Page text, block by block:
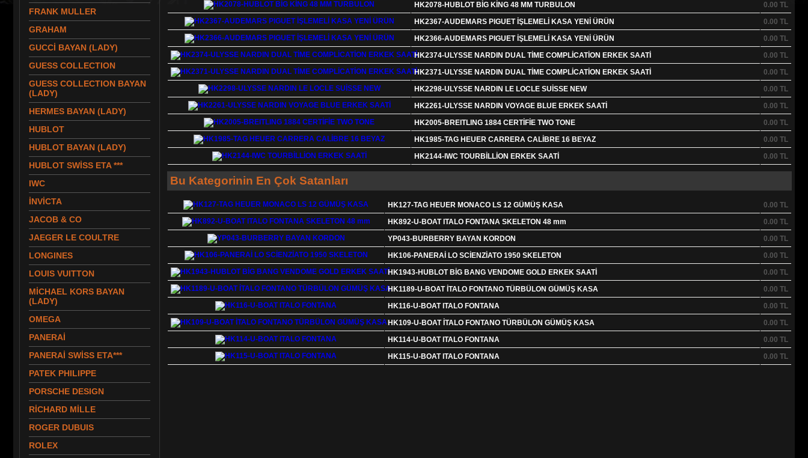
FRANK MULLER
GRAHAM
GUCCİ BAYAN (LADY)
GUESS COLLECTION
GUESS COLLECTION BAYAN
(LADY)
HERMES BAYAN (LADY)
HUBLOT
HUBLOT BAYAN (LADY)
HUBLOT SWİSS ETA ***
IWC
İNVİCTA
JACOB & CO
JAEGER LE COULTRE
LONGINES
LOUIS VUITTON
MİCHAEL KORS BAYAN
(LADY)
OMEGA
PANERAİ
PANERAİ SWİSS ETA***
PATEK PHILIPPE
PORSCHE DESIGN
RİCHARD MİLLE
ROGER DUBUIS
ROLEX
HK2078-HUBLOT BİG KİNG 48 MM TURBULON 0.00 TL
HK2367-AUDEMARS PIGUET İŞLEMELİ KASA YENİ ÜRÜN
0.00 TL
HK2366-AUDEMARS PIGUET İŞLEMELİ KASA YENİ ÜRÜN
0.00 TL
HK2374-ULYSSE NARDIN DUAL TİME COMPLİCATİON ERKEK SAATİ
0.00 TL
HK2371-ULYSSE NARDIN DUAL TİME COMPLİCATİON ERKEK SAATİ
0.00 TL
HK2298-ULYSSE NARDIN LE LOCLE SUİSSE NEW
0.00 TL
HK2261-ULYSSE NARDIN VOYAGE BLUE ERKEK SAATİ
0.00 TL
HK2005-BREITLING 1884 CERTİFİE TWO TONE
0.00 TL
HK1985-TAG HEUER CARRERA CALİBRE 16 BEYAZ
0.00 TL
HK2144-IWC TOURBİLLİON ERKEK SAATİ
0.00 TL
Bu Kategorinin En Çok Satanları
HK127-TAG HEUER MONACO LS 12 GÜMÜŞ KASA 0.00 TL
HK892-U-BOAT ITALO FONTANA SKELETON 48 mm
0.00 TL
YP043-BURBERRY BAYAN KORDON
0.00 TL
HK106-PANERAİ LO SCİENZİATO 1950 SKELETON
0.00 TL
HK1943-HUBLOT BİG BANG VENDOME GOLD ERKEK SAATİ
0.00 TL
HK1189-U-BOAT İTALO FONTANO TÜRBÜLON GÜMÜŞ KASA
0.00 TL
HK116-U-BOAT ITALO FONTANA
0.00 TL
HK109-U-BOAT İTALO FONTANO TÜRBÜLON GÜMÜŞ KASA
0.00 TL
HK114-U-BOAT ITALO FONTANA
0.00 TL
HK115-U-BOAT ITALO FONTANA
0.00 TL